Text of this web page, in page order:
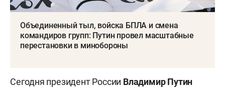
Объединенный тыл, войска БПЛА и смена
командиров групп: Путин провел масштабные
перестановки в минобороны
Сегодня президент России Владимир Путин